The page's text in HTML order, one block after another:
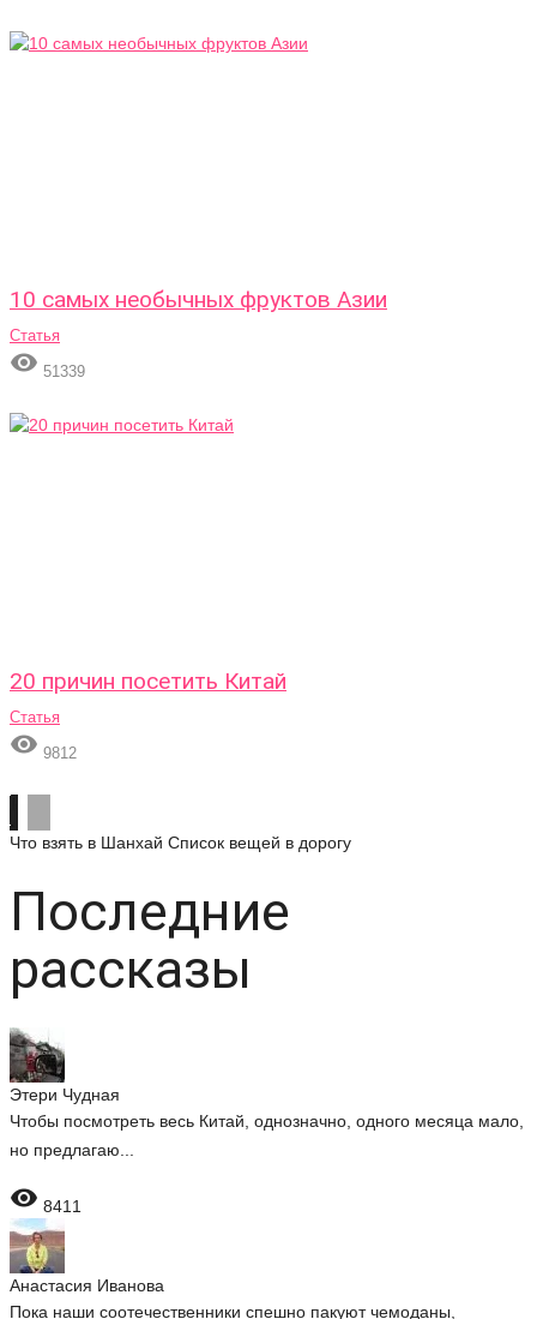
10 самых необычных фруктов Азии
Статья
 51339
20 причин посетить Китай
Статья
 9812
Что взять в Шанхай Список вещей в дорогу
Последние
рассказы
Этери Чудная
Чтобы посмотреть весь Китай, однозначно, одного месяца мало,
но предлагаю...
 8411
Анастасия Иванова
Пока наши соотечественники спешно пакуют чемоданы,